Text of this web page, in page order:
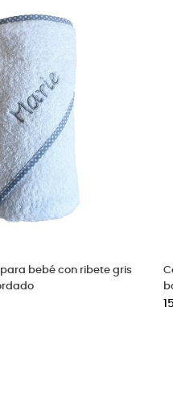
Toallas ducha y lavabo
nombre bordado